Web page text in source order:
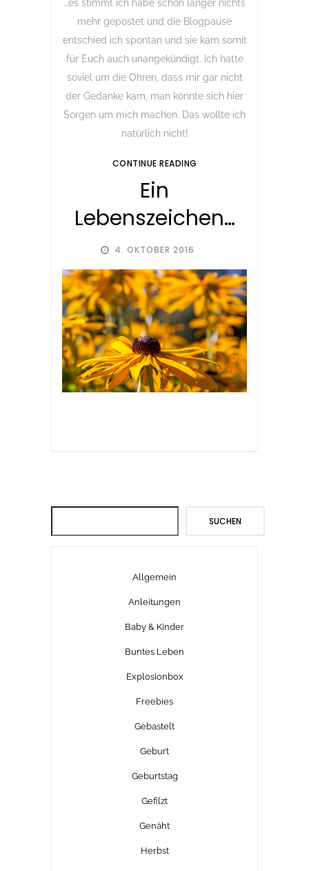
4. OKTOBER 2016
Ein
Lebenszeichen…
…es stimmt ich habe schon länger nichts
mehr gepostet und die Blogpause
entschied ich spontan und sie kam somit
für Euch auch unangekündigt. Ich hatte
soviel um die Ohren, dass mir gar nicht
der Gedanke kam, man könnte sich hier
Sorgen um mich machen. Das wollte ich
natürlich nicht!
CONTINUE READING
SUCHEN
Allgemein
Anleitungen
Baby & Kinder
Buntes Leben
Explosionbox
Freebies
Gebastelt
Geburt
Geburtstag
Gefilzt
Genäht
Herbst